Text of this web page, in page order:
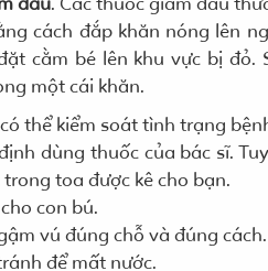
cách đắp khăn nóng lên
cằm bé lên khu vực bị
một cái khăn.
thể kiểm soát tình trạng
dùng thuốc của bác sĩ.
toa được kê cho bạn.
con bú.
vú đúng chỗ và đúng cách.
để mất nước.